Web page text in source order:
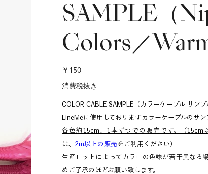
SAMPLE（
Colors／Warm
価
￥150
消費税抜き
COLOR CABLE SAMPLE（カラーケーブル サンプ
LineMeに使用しておりますカラーケーブルのサン
各色約15cm、1本ずつでの販売です。（15cm
は、2m以上の販売 をご利用ください）
生産ロットによってカラーの色味が若干異なる
めご了承のほどお願い致します。